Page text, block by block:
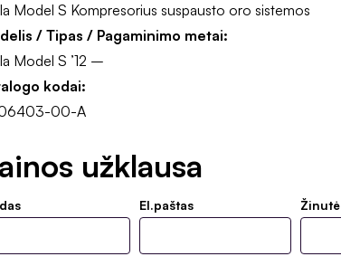
Model S Kompresorius suspausto oro sistemos
/ Tipas / Pagaminimo metai:
Model S ’12 –
kodai:
00-A
užklausa
El.paštas Žinutė